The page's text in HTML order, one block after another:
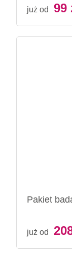
już od 99
Pakiet
już od